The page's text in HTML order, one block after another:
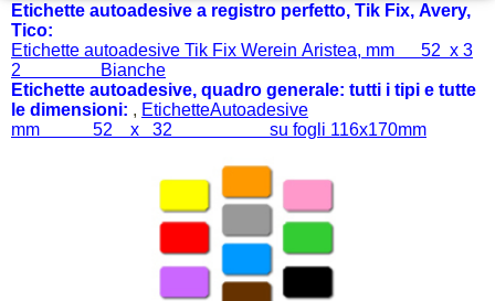
Etichette autoadesive a registro perfetto, Tik Fix, Avery,
Tico:
Etichette autoadesive Tik Fix Werein Aristea, mm 52 x 3
2 Bianche
Etichette autoadesive, quadro generale: tutti i tipi e tutte
le dimensioni: , EtichetteAutoadesive
mm 52 x 32 su fogli 116x170mm